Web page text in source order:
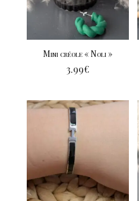
Mini créole « Noli »
3.99€